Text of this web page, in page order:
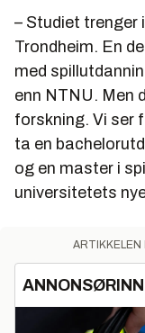
– Studiet trenger
Trondheim. En
med
enn NTNU. Men
forskning. Vi ser
ta en
og en master i
universitetets